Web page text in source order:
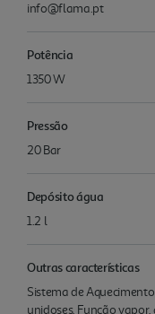
info@flama.pt
Potência
1350 W
Pressão
20 Bar
Depósito água
1.2 l
Outras características
Sistema de
unidoses, Função